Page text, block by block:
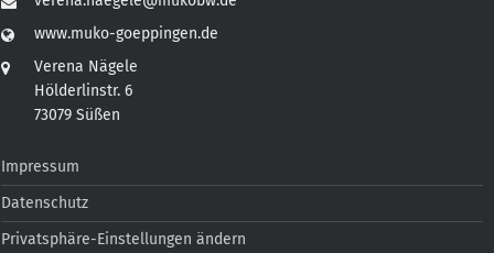
www.muko-goeppingen.de
Verena Nägele
Hölderlinstr. 6
73079 Süßen
Impressum
Datenschutz
Privatsphäre-Einstellungen ändern